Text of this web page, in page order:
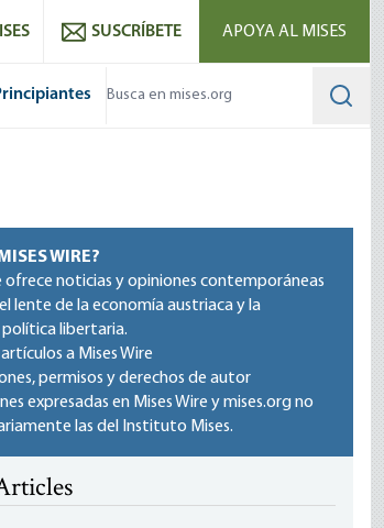
SUSCRÍBETE APOYA AL MISES
WIRE?
ofrece noticias y opiniones contemporáneas
lente de la economía austriaca y la
libertaria.
a Mises Wire
permisos y derechos de autor
expresadas en Mises Wire y mises.org no
las del Instituto Mises.